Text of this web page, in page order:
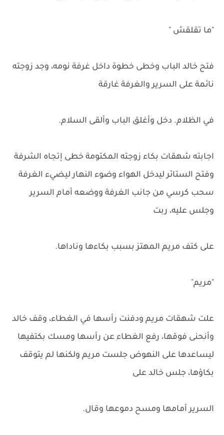
"ما تقلقش "
فتح خالد الباب وخطى خطوة داخل غرفة نومه، وجد زوجته
نائمة على السرير والغرفة غارقة
في الظلام. دخل وأغلق الباب وألقى السلام.
اجابته شهقات بكاء زوجته المكتومة خطى إتجاه الشرفة
وفتح الستائر ليدخل الهواء وضوء النهار ليضيء الغرفة
سحب كرسي من جانب الغرفة ووضعه أمام السرير
وجلس عليه، ربت
على كتف مريم المهتز بسبب بكاءها وناداها.
"مريم"
علت شهقات مريم ودفنت رأسها في الغطاء، وقف خالد
وأنحنى فوقها، رفع الغطاء عن رأسها ومسك بكتفيها
ليساعدها على النهوض جلست مريم ولكنها لم يتوقف
بكاؤها، جلس خالد على
السرير أمامها ومسح دموعها وقال.